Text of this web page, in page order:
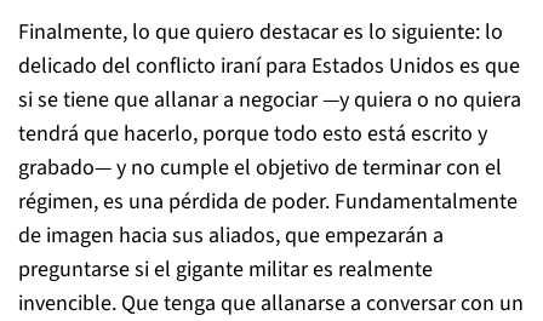
Finalmente, lo que quiero destacar es lo siguiente: lo
delicado del conflicto iraní para Estados Unidos es que
si se tiene que allanar a negociar —y quiera o no quiera
tendrá que hacerlo, porque todo esto está escrito y
grabado— y no cumple el objetivo de terminar con el
régimen, es una pérdida de poder. Fundamentalmente
de imagen hacia sus aliados, que empezarán a
preguntarse si el gigante militar es realmente
invencible. Que tenga que allanarse a conversar con un